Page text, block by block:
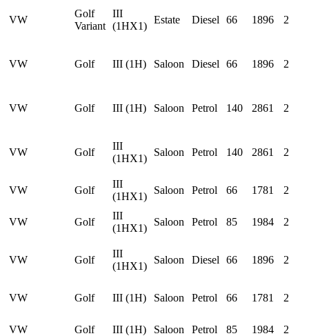
VW
Golf
Variant
III
(1HX1)
Estate Diesel 66 1896 2
VW Golf III (1H) Saloon Diesel 66 1896 2
VW Golf III (1H) Saloon Petrol 140 2861 2
VW Golf
III
(1HX1)
Saloon Petrol 140 2861 2
VW Golf
III
(1HX1)
Saloon Petrol 66 1781 2
VW Golf
III
(1HX1)
Saloon Petrol 85 1984 2
VW Golf
III
(1HX1)
Saloon Diesel 66 1896 2
VW Golf III (1H) Saloon Petrol 66 1781 2
VW Golf III (1H) Saloon Petrol 85 1984 2